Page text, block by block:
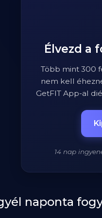
Élvezd a
Több mint 300
nem kell
GetFIT App-al
14 nap
naponta